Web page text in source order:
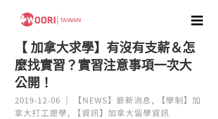
【 加拿大求學】有沒有支薪＆怎
麼找實習？實習注意事項一次大
公開！
2019-12-06 【NEWS】最新消息,
【學制】加
拿大打工遊學, 【資訊】加拿大留學資訊